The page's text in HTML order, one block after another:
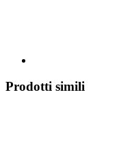
Prodotti simili